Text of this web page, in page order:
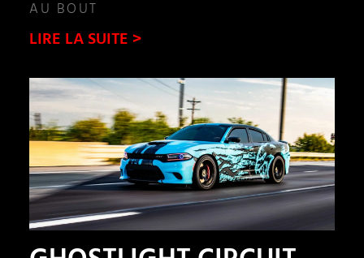
AU BOUT
LIRE LA SUITE >